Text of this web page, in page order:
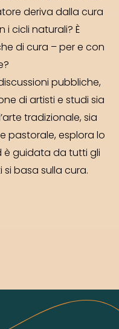
deriva dalla cura
i cicli naturali? È
di cura – per e con
pubbliche,
di artisti e studi sia
tradizionale, sia
pastorale, esplora lo
è guidata da tutti gli
si basa sulla cura.